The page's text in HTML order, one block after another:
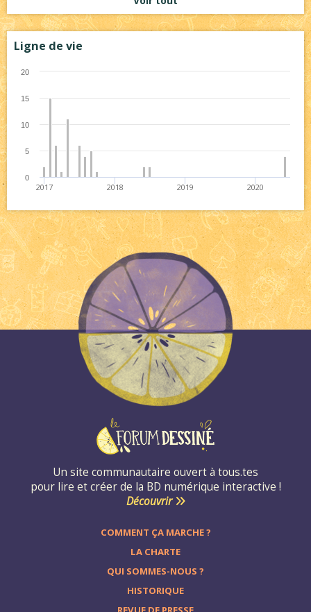
Ligne de vie
2017 2018 2019 2020
0
5
10
15
20
Un site communautaire ouvert à tous.tes
pour lire et créer de la BD numérique interactive !
Découvrir
COMMENT ÇA MARCHE ?
LA CHARTE
QUI SOMMES-NOUS ?
HISTORIQUE